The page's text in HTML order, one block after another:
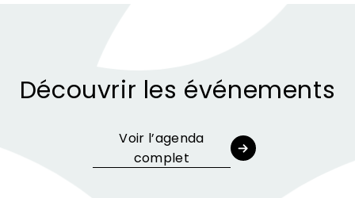
Découvrir les événements
Voir l’agenda
complet